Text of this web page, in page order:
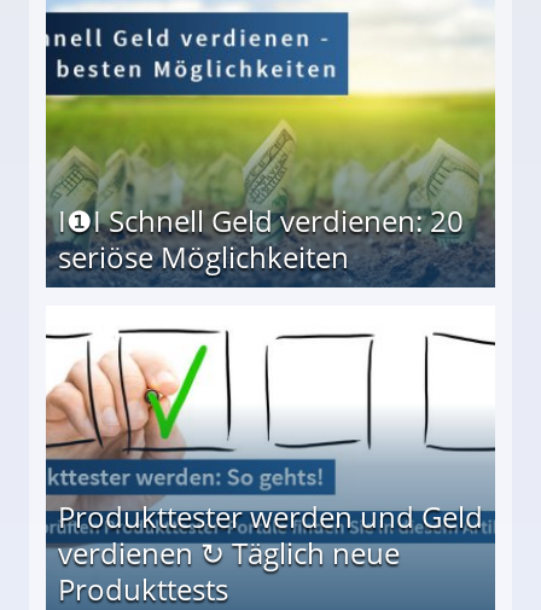
I❶I Schnell Geld verdienen: 20
seriöse Möglichkeiten
Produkttester werden und Geld
verdienen ↻ Täglich neue
Produkttests